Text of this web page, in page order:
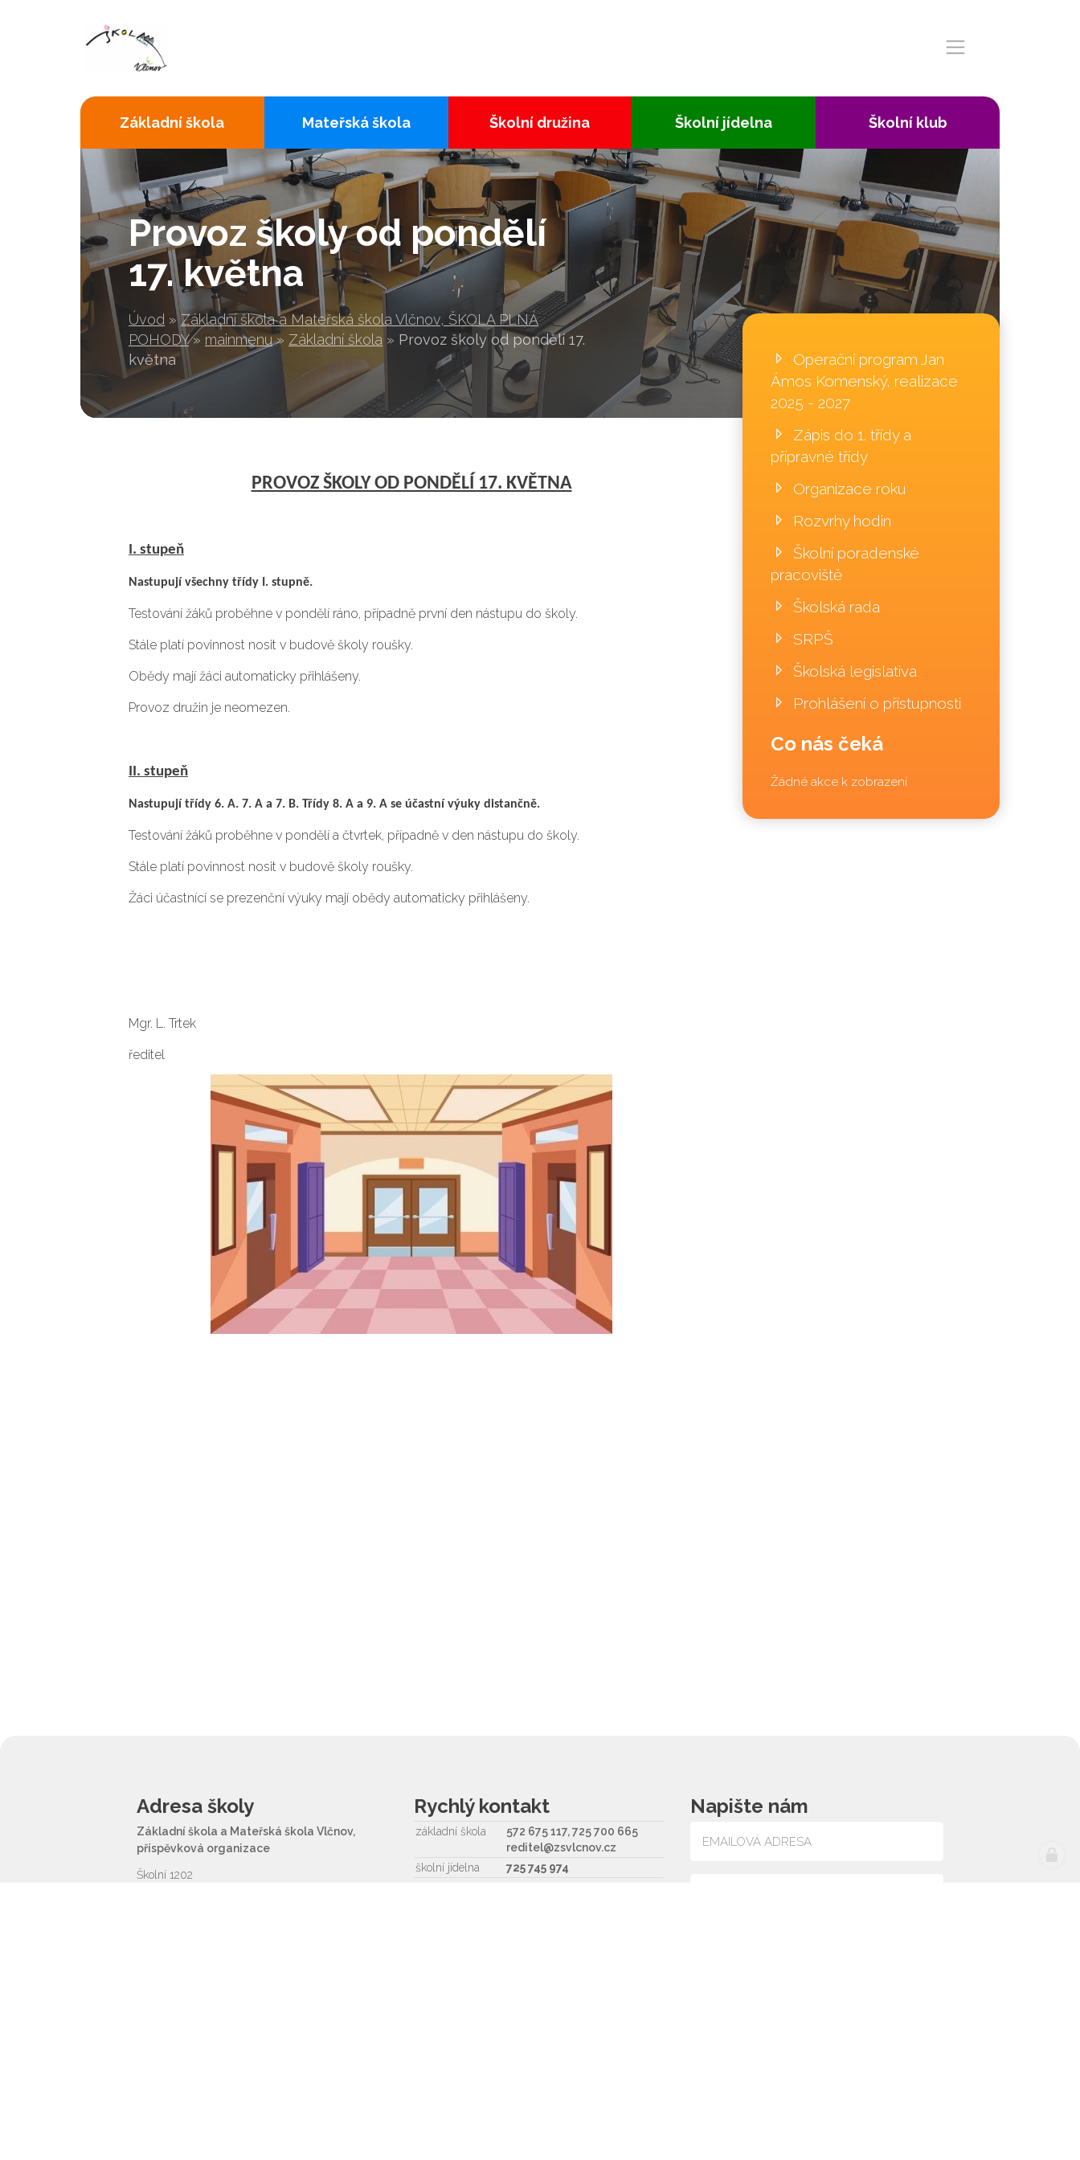
Provoz školy od pondělí
17. května
Úvod » Základní škola a Mateřská škola Vlčnov, ŠKOLA PLNÁ
POHODY » mainmenu » Základní škola » Provoz školy od pondělí 17.
května
Základní škola Mateřská škola Školní družina Školní jídelna Školní klub
PROVOZ ŠKOLY OD PONDĚLÍ 17. KVĚTNA
I. stupeň
Nastupují všechny třídy I. stupně.
Testování žáků proběhne v pondělí ráno, případně první den nástupu do školy.
Stále platí povinnost nosit v budově školy roušky.
Obědy mají žáci automaticky přihlášeny.
Provoz družin je neomezen.
II. stupeň
Nastupují třídy 6. A. 7. A a 7. B. Třídy 8. A a 9. A se účastní výuky distančně.
Testování žáků proběhne v pondělí a čtvrtek, případně v den nástupu do školy.
Stále platí povinnost nosit v budově školy roušky.
Žáci účastnící se prezenční výuky mají obědy automaticky přihlášeny.
Mgr. L. Trtek
ředitel
Operační program Jan
Ámos Komenský, realizace
2025 - 2027
Zápis do 1. třídy a
přípravné třídy
Organizace roku
Rozvrhy hodin
Školní poradenské
pracoviště
Školská rada
SRPŠ
Školská legislativa
Prohlášení o přístupnosti
Co nás čeká
Žádné akce k zobrazení
Adresa školy
Základní škola a Mateřská škola Vlčnov,
příspěvková organizace
Školní 1202
Rychlý kontakt
základní škola
572 675 117, 725 700 665
reditel@zsvlcnov.cz
školní jídelna
725 745 974
Napište nám